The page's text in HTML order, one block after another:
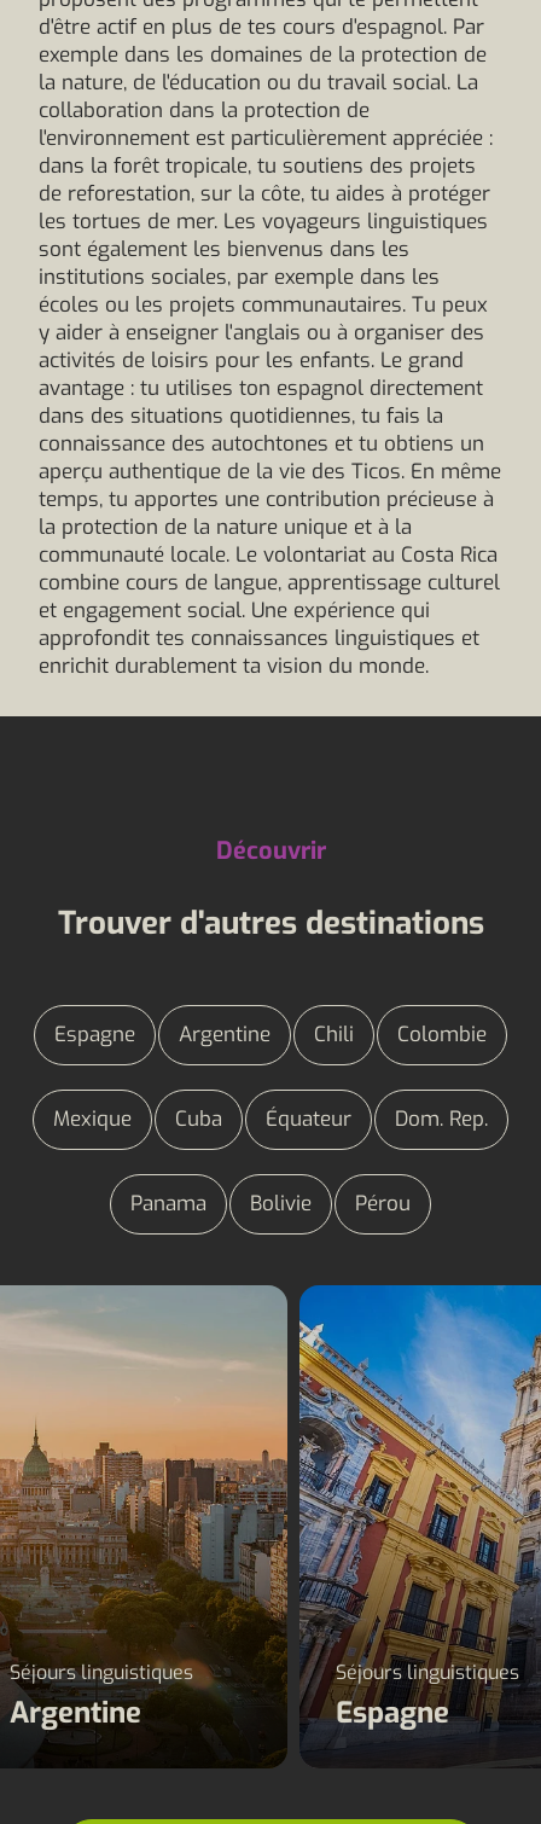
d'être actif en plus de tes cours d'espagnol. Par
exemple dans les domaines de la protection de
la nature, de l'éducation ou du travail social. La
collaboration dans la protection de
l'environnement est particulièrement appréciée :
dans la forêt tropicale, tu soutiens des projets
de reforestation, sur la côte, tu aides à protéger
les tortues de mer. Les voyageurs linguistiques
sont également les bienvenus dans les
institutions sociales, par exemple dans les
écoles ou les projets communautaires. Tu peux
y aider à enseigner l'anglais ou à organiser des
activités de loisirs pour les enfants. Le grand
avantage : tu utilises ton espagnol directement
dans des situations quotidiennes, tu fais la
connaissance des autochtones et tu obtiens un
aperçu authentique de la vie des Ticos. En même
temps, tu apportes une contribution précieuse à
la protection de la nature unique et à la
communauté locale. Le volontariat au Costa Rica
combine cours de langue, apprentissage culturel
et engagement social. Une expérience qui
approfondit tes connaissances linguistiques et
enrichit durablement ta vision du monde.
Découvrir
Trouver d'autres destinations
Espagne Argentine Chili Colombie
Mexique Cuba Équateur Dom. Rep.
Panama Bolivie Pérou
Séjours linguistiques
Argentine
Séjours linguistiques
Argentine
Séjours linguistiques
Espagne
Séjours
Espagne